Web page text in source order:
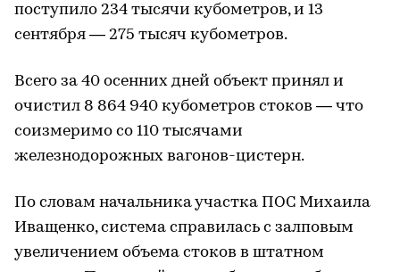
поступило 234 тысячи кубометров, и 13
сентября — 275 тысяч кубометров.
Всего за 40 осенних дней объект принял и
очистил 8 864 940 кубометров стоков — что
соизмеримо со 110 тысячами
железнодорожных вагонов-цистерн.
По словам начальника участка ПОС Михаила
Иващенко, система справилась с залповым
увеличением объема стоков в штатном